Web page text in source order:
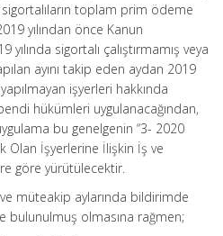
toplam prim ödeme
yılından önce Kanun
yılında sigortalı çalıştırmamış veya
ayını takip eden aydan 2019
işyerleri hakkında
hükümleri uygulanacağından,
bu genelgenin “3- 2020
Olan İşyerlerine İlişkin İş ve
göre yürütülecektir.
ve müteakip aylarında bildirimde
bulunulmuş olmasına rağmen;